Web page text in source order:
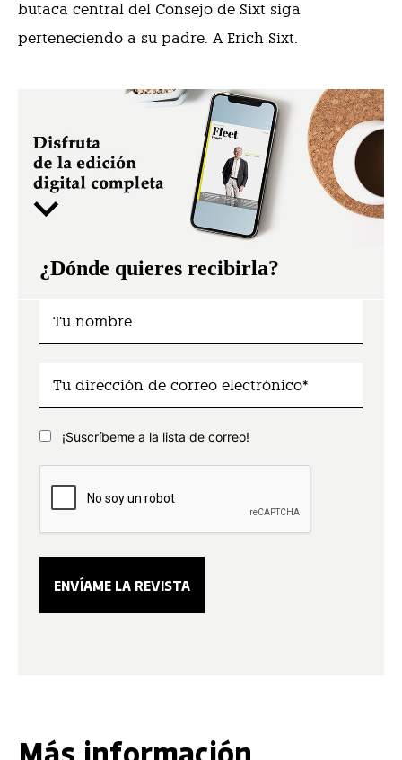
butaca central del Consejo de Sixt siga
perteneciendo a su padre. A Erich Sixt.
¿Dónde quieres recibirla?
¡Suscríbeme a la lista de correo!